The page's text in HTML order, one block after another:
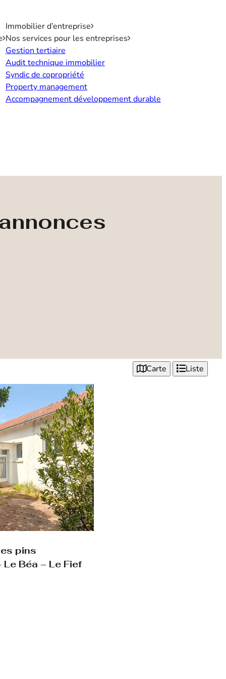
Immobilier d’entreprise
Nos services pour les entreprises
Gestion tertiaire
Audit technique immobilier
Syndic de copropriété
Property management
Accompagnement développement durable
Carte Liste
pins
Le Béa – Le Fief